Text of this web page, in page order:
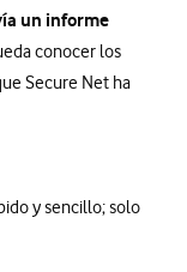
un informe
conocer los
Secure Net ha
y sencillo; solo